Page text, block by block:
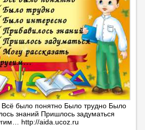
было понятно Было трудно Было
знаний Пришлось задуматься
http://aida.ucoz.ru